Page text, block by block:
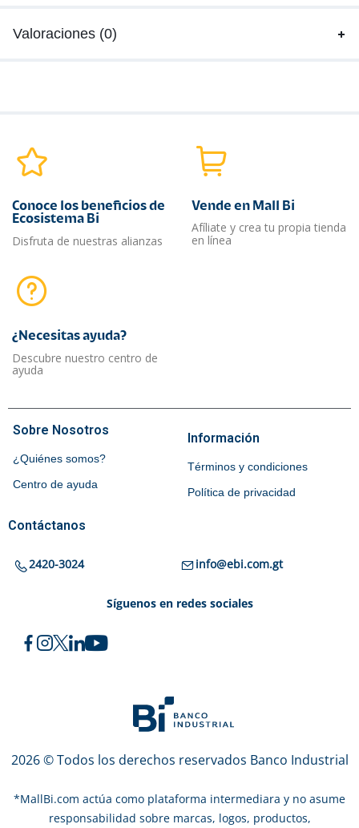
Valoraciones (0)
Conoce los beneficios de
Ecosistema Bi
Disfruta de nuestras alianzas
Vende en Mall Bi
Afíliate y crea tu propia tienda
en línea
¿Necesitas ayuda?​
Descubre nuestro centro de
ayuda
Sobre Nosotros
¿Quiénes somos?
Centro de ayuda
Información
Términos y condiciones
Política de privacidad
Contáctanos
2420-3024 info@ebi.com.gt
Síguenos en redes sociales
2026 © Todos los derechos reservados Banco Industrial
*MallBi.com actúa como plataforma intermediara y no asume
responsabilidad sobre marcas, logos, productos,